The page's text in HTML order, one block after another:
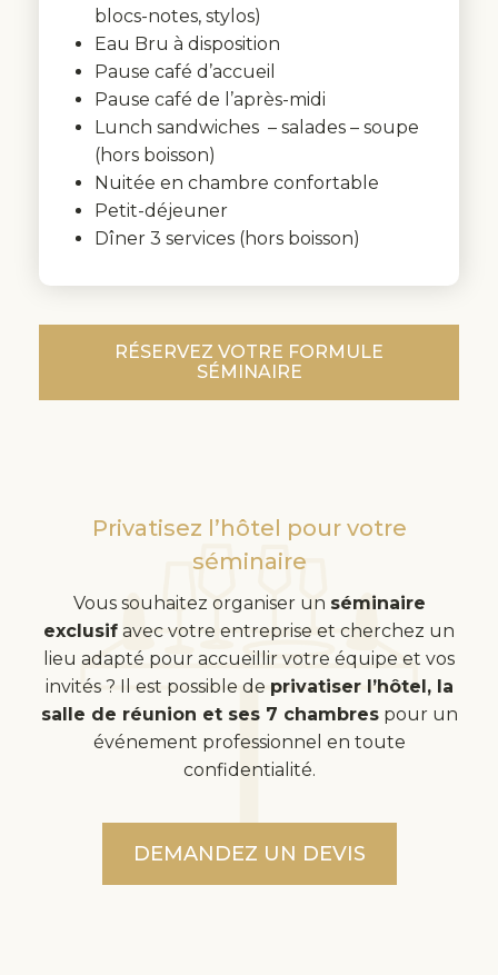
blocs-notes, stylos)
Eau Bru à disposition
Pause café d’accueil
Pause café de l’après-midi
Lunch sandwiches – salades – soupe
(hors boisson)
Nuitée en chambre confortable
Petit-déjeuner
Dîner 3 services (hors boisson)
RÉSERVEZ VOTRE FORMULE
SÉMINAIRE
Privatisez l’hôtel pour votre
séminaire
Vous souhaitez organiser un séminaire
exclusif avec votre entreprise et cherchez un
lieu adapté pour accueillir votre équipe et vos
invités ? Il est possible de privatiser l’hôtel, la
salle de réunion et ses 7 chambrespour un
événement professionnel en toute
confidentialité.
DEMANDEZ UN DEVIS